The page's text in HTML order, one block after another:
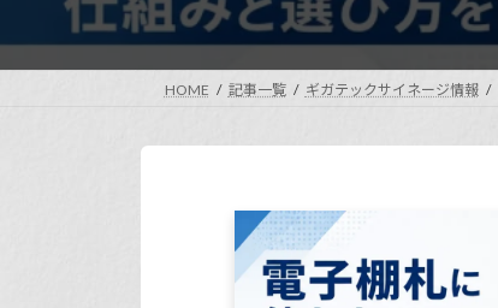
HOME 記事一覧 ギガテックサイネージ情報